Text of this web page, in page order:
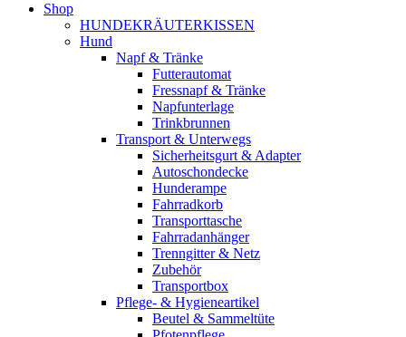
Shop
HUNDEKRÄUTERKISSEN
Hund
Napf & Tränke
Futterautomat
Fressnapf & Tränke
Napfunterlage
Trinkbrunnen
Transport & Unterwegs
Sicherheitsgurt & Adapter
Autoschondecke
Hunderampe
Fahrradkorb
Transporttasche
Fahrradanhänger
Trenngitter & Netz
Zubehör
Transportbox
Pflege- & Hygieneartikel
Beutel & Sammeltüte